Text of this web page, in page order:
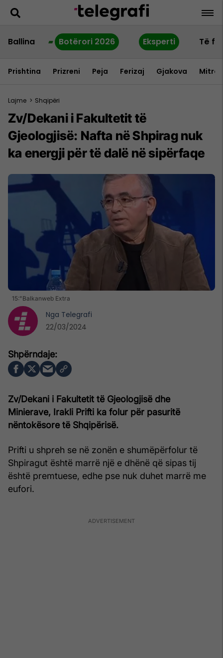
Ballina Botërori 2026 Eksperti Të
Prishtina Prizreni Peja Ferizaj Gjakova
Lajme > Shqipëri
Zv/Dekani i Fakultetit të
Gjeologjisë: Nafta në Shpirag nuk
ka energji për të dalë në sipërfaqe
15:"Balkanweb Extra
Zv/Dekani i Fakultetit të Gjeologjisë dhe
Minierave, Irakli Prifti ka folur për pasuritë
nëntokësore të Shqipërisë.
Prifti u shpreh se në zonën e shumëpërfolur të
Shpiragut është marrë një e dhënë që sipas tij
është premtuese, edhe pse nuk duhet marrë me
eufori.
Nga Telegrafi
22/03/2024